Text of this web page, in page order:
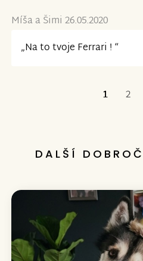
Míša a Šimi 26.05.2020
„Na to tvoje Ferrari ! “
1 2
DALŠÍ